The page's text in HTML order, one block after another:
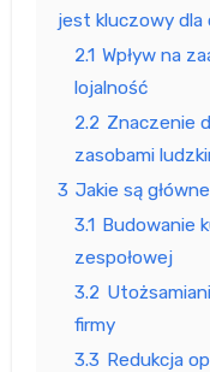
jest kluczowy dla
2.1 Wpływ na
lojalność
2.2 Znaczenie
zasobami
3 Jakie są
3.1 Budowanie
zespołowej
3.2
firmy
3.3 Redukcja